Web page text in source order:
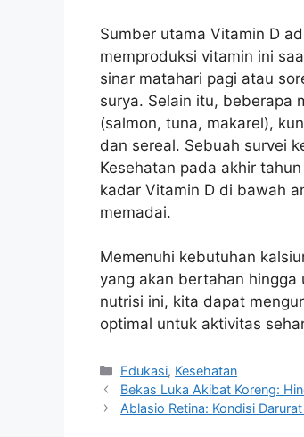
Sumber utama Vitamin D
memproduksi vitamin ini
sinar matahari pagi atau
surya. Selain itu, beberapa
(salmon, tuna, makarel),
dan sereal. Sebuah survei
Kesehatan pada akhir
kadar Vitamin D di bawah
memadai.
Memenuhi kebutuhan
yang akan bertahan hingga
nutrisi ini, kita dapat
optimal untuk aktivitas
Kategori
Edukasi, Kesehatan
Bekas Luka Akibat Koreng:
Ablasio Retina: Kondisi